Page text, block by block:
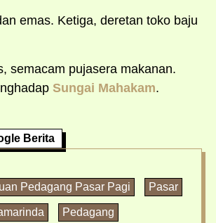
emas. Ketiga, deretan toko baju
semacam pujasera makanan.
Sungai Mahakam.
Berita
Pedagang Pasar Pagi Pasar
Pedagang